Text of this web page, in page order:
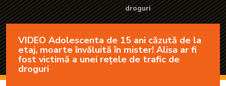
droguri
VIDEO Adolescenta de 15 ani căzută de la
etaj, moarte învăluită în mister! Alisa ar fi
fost victimă a unei rețele de trafic de
droguri